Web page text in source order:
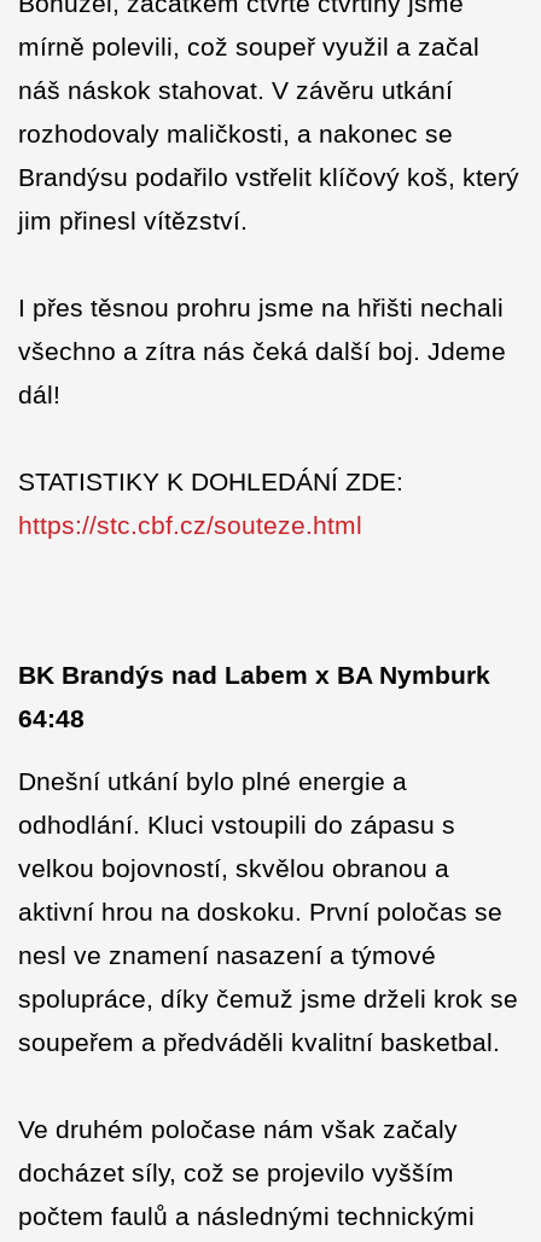
mírně polevili, což soupeř využil a začal
náš náskok stahovat. V závěru utkání
rozhodovaly maličkosti, a nakonec se
Brandýsu podařilo vstřelit klíčový koš, který
jim přinesl vítězství.
I přes těsnou prohru jsme na hřišti nechali
všechno a zítra nás čeká další boj. Jdeme
dál!
STATISTIKY K DOHLEDÁNÍ ZDE:
https://stc.cbf.cz/souteze.html
BK Brandýs nad Labem x BA Nymburk
64:48
Dnešní utkání bylo plné energie a
odhodlání. Kluci vstoupili do zápasu s
velkou bojovností, skvělou obranou a
aktivní hrou na doskoku. První poločas se
nesl ve znamení nasazení a týmové
spolupráce, díky čemuž jsme drželi krok se
soupeřem a předváděli kvalitní basketbal.
Ve druhém poločase nám však začaly
docházet síly, což se projevilo vyšším
počtem faulů a následnými technickými